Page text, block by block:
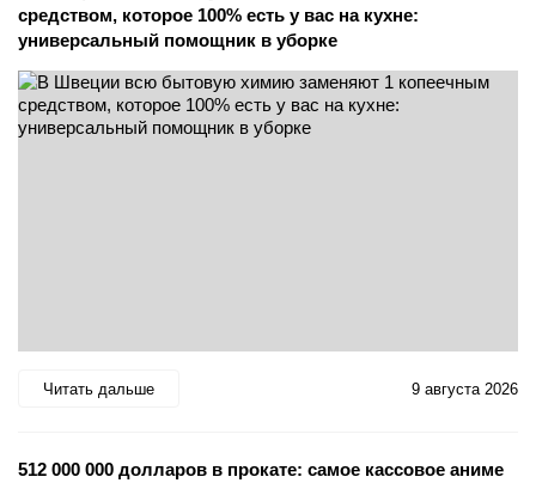
средством, которое 100% есть у вас на кухне:
универсальный помощник в уборке
Читать дальше 9 августа 2026
512 000 000 долларов в прокате: самое кассовое аниме